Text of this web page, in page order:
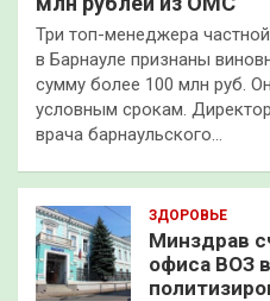
Три топ-менеджера
в Барнауле признаны
сумму более 100 млн руб.
условным срокам.
врача барнаульского…
ЗДОРОВЬЕ
Минздрав
офиса ВОЗ